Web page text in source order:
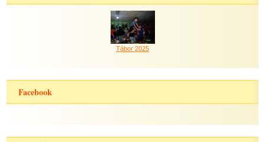
Tábor 2025
Facebook